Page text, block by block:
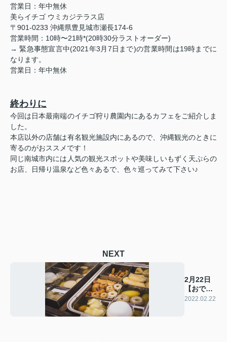
営業日：年中無休
美らイチゴ ウミカジテラス店
〒 901-0233 沖縄県豊見城市瀬長174-6
営業時間： 10時〜21時*(20時30分ラストオーダー)
→ 緊急事態宣言中(2021 年3 月 7日まで)の営業時間は19時までに
なります。
営業日：年中無休
終わりに
今回は日本最南端のイチゴ狩り農園内にあるカフェをご紹介しま
した。
本店以外の店舗は有名観光施設内にあるので、沖縄観光のときに
寄るのがおススメです！
同じ南城市内には人気の観光スポットや美味しいもずく天ぷらの
お店、日帰り温泉など色々あるで、色々巡ってみて下さい♪
NEXT
2月22日
【おでん
の日】
2022.02.22